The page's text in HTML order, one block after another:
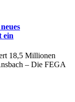
ein
18,5 Millionen
– Die FEGA